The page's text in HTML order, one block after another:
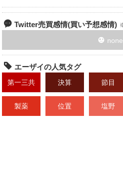
Twitter売買感情(買い予想感情)
none
エーザイの人気タグ
第一三共 決算 節目
製薬 位置 塩野